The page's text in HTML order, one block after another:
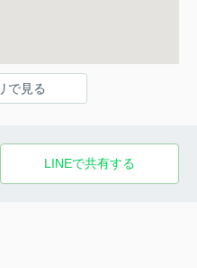
で見る
LINEで共有する